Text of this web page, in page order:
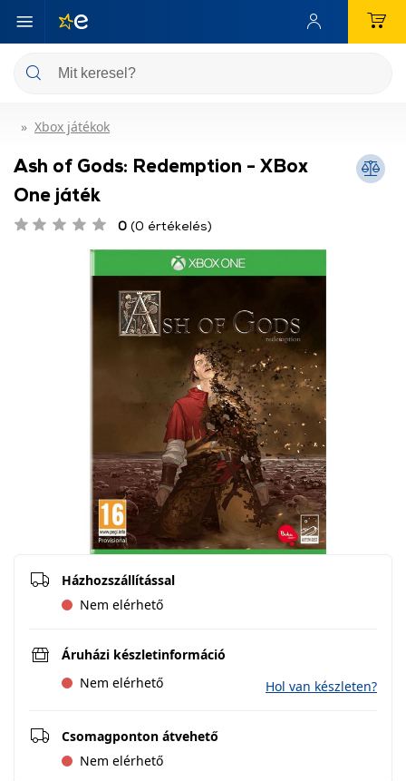
Xbox játékok
Ash of Gods: Redemption - XBox
One játék
0 (0 értékelés)
Házhozszállítással
Nem elérhető
Áruházi készletinformáció
Nem elérhető
Hol van készleten?
Csomagponton átvehető
Nem elérhető